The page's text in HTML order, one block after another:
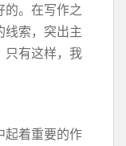
的。在写作之
线索，突出主
只有这样，我
起着重要的作